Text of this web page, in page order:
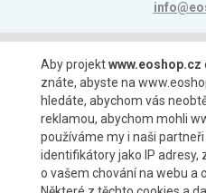
Aby projektwww.eoshop.cz
znáte, abyste na
hledáte, abychom vás
reklamou, abychom mohli
používáme my i naši
identifikátory jako IP adresy,
o vašem chování na webu a